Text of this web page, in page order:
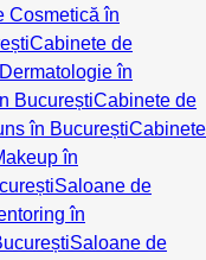
Cosmetică în
Cabinete de
în
BucureștiCabinete de
în BucureștiCabinete
în
Saloane de
în
Saloane de